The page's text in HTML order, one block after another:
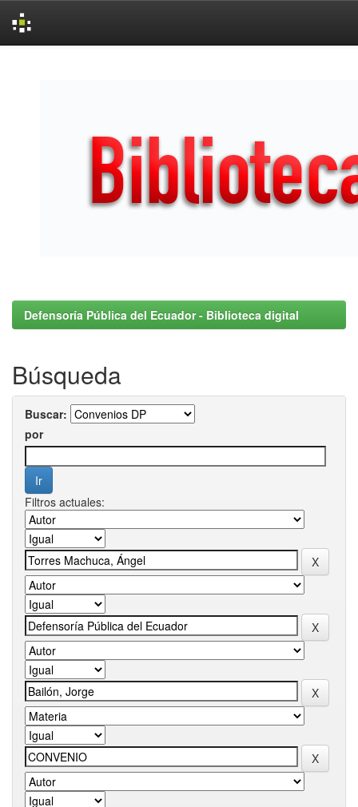
Defensoría Pública del Ecuador - Biblioteca digital
Búsqueda
Buscar:
por
Filtros actuales: